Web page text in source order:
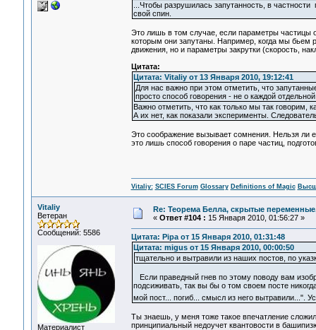
...Чтобы разрушилась запутанность, в
свой спин.
Это лишь в том случае, если параметры частицы
которым они запутаны. Например, когда мы бьем
движения, но и параметры закрутки (скорость,
Цитата:
Цитата: Vitaliy от 13 Января 2010, 19:12:41
Для нас важно при этом отметить, что
просто способ говорения - не о каждой
Важно отметить, что как только мы так говорим,
А их нет, как показали эксперименты.
Это соображение вызывает сомнения. Нельзя ли
это лишь способ говорения о паре частиц,
Vitaliy: SCIES Forum Glossary Definitions of Magic
Vitaliy
Ветеран
Сообщений: 5586
Материалист
Re: Теорема Белла, скрытые
« Ответ #104 : 15 Января 2010, 01:56:27 »
Цитата: Pipa от 15 Января 2010, 01:31:48
Цитата: migus от 15 Января 2010, 00:00:50
тщательно и вытравили из наших постов, по
Если праведный гнев по этому поводу вам
подсиживать, так вы бы о том своем посте
мой пост... погиб... смысл из него вытравили...".
Ты знаешь, у меня тоже такое впечатление
принципиальный недоучет квантовоcти в